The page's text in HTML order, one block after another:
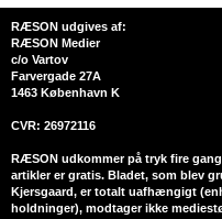
RÆSON udgives af:
RÆSON Medier
c/o Vartov
Farvergade 27A
1463 København K
CVR: 26972116
RÆSON udkommer på tryk fire
artikler er gratis. Bladet, som blev
Kjersgaard, er totalt uafhængigt
holdninger), modtager ikke